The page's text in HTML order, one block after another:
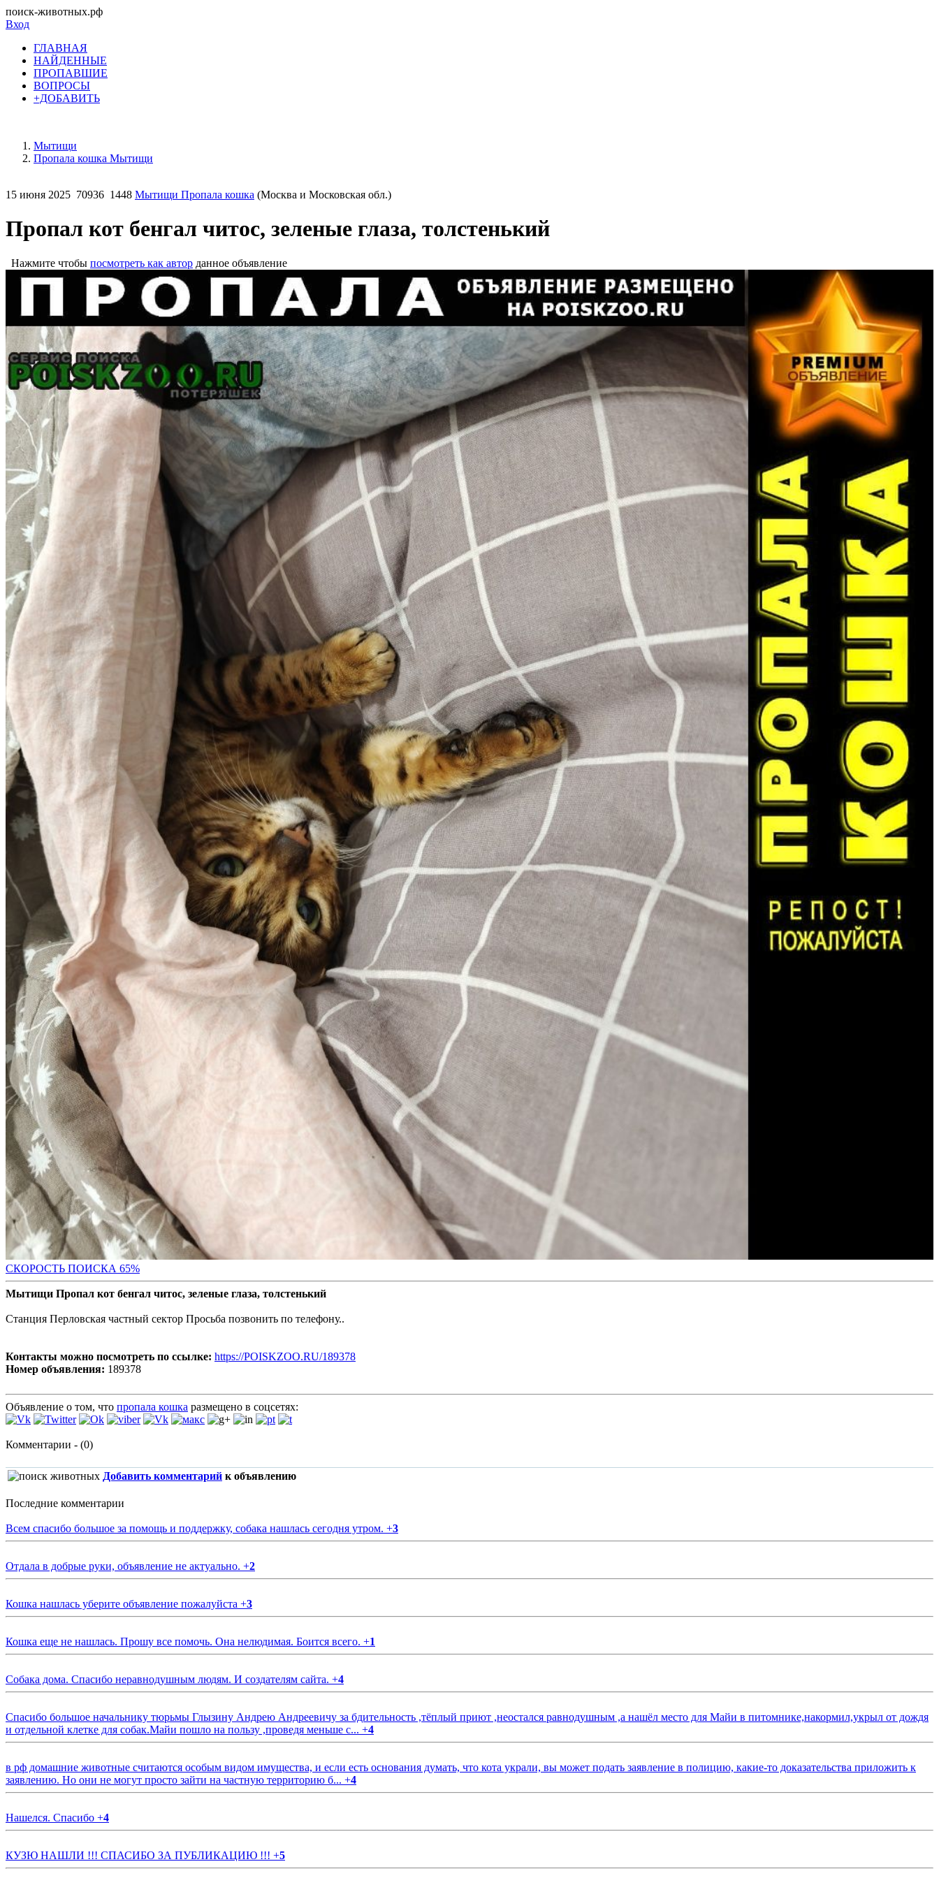
поиск-животных.рф
Вход
ГЛАВНАЯ
НАЙДЕННЫЕ
ПРОПАВШИЕ
ВОПРОСЫ
+ДОБАВИТЬ
Мытищи
Пропала кошка Мытищи
15 июня 2025 70936 1448 Мытищи Пропала кошка (Москва и Московская обл.)
Пропал кот бенгал читос, зеленые глаза, толстенький
Нажмите чтобы посмотреть как автор данное объявление
СКОРОСТЬ ПОИСКА 65%
Мытищи Пропал кот бенгал читос, зеленые глаза, толстенький
Станция Перловская частный сектор Просьба позвонить по телефону..
Контакты можно посмотреть по ссылке: https://POISKZOO.RU/189378
Номер объявления: 189378
Объявление о том, что пропала кошка размещено в соцсетях:
Комментарии - (0)
Добавить комментарий к объявлению
Последние комментарии
Всем спасибо большое за помощь и поддержку, собака нашлась сегодня утром. +3
Отдала в добрые руки, объявление не актуально. +2
Кошка нашлась уберите объявление пожалуйста +3
Кошка еще не нашлась. Прошу все помочь. Она нелюдимая. Боится всего. +1
Собака дома. Спасибо неравнодушным людям. И создателям сайта. +4
Спасибо большое начальнику тюрьмы Глызину Андрею Андреевичу за бдительность ,тёплый приют ,неостался равнодушным ,а нашёл место для Майи в питомнике,накормил,укрыл от дождя
и отдельной клетке для собак.Майи пошло на пользу ,проведя меньше с... +4
в рф домашние животные считаются особым видом имущества, и если есть основания думать, что кота украли, вы может подать заявление в полицию, какие-то доказательства приложить к
заявлению. Но они не могут просто зайти на частную территорию б... +4
Нашелся. Спасибо +4
КУЗЮ НАШЛИ !!! СПАСИБО ЗА ПУБЛИКАЦИЮ !!! +5